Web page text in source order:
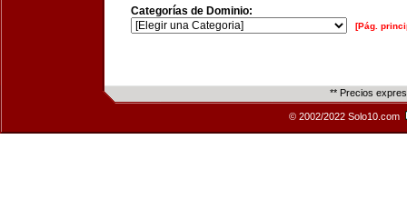
Categorías de Dominio:
[Pág.
** Precios
© 2002/2022 Solo10.com